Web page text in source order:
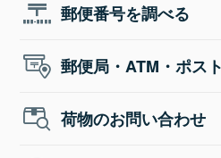
郵便番号を調べる
郵便局・ATM・ポス
荷物のお問い合わせ